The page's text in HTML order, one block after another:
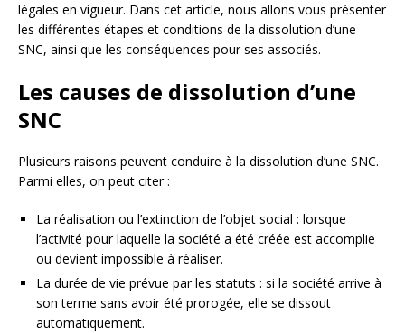
légales en vigueur. Dans cet article, nous allons vous présenter
les différentes étapes et conditions de la dissolution d’une
SNC, ainsi que les conséquences pour ses associés.
Les causes de dissolution d’une
SNC
Plusieurs raisons peuvent conduire à la dissolution d’une SNC.
Parmi elles, on peut citer :
La réalisation ou l’extinction de l’objet social : lorsque
l’activité pour laquelle la société a été créée est accomplie
ou devient impossible à réaliser.
La durée de vie prévue par les statuts : si la société arrive à
son terme sans avoir été prorogée, elle se dissout
automatiquement.